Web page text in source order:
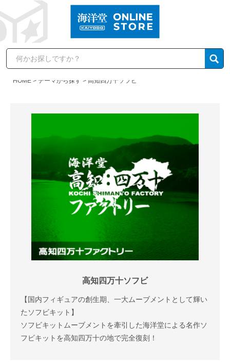
HOME テーマから探す 高知四万十ソフビ
高知四万十ソフビ
【国内フィギュアの創生期、一大ムーブメントとして輝い
たソフビキット】
ソフビキットムーブメントを牽引した海洋堂による名作ソ
フビキットを高知四万十の地で完全復刻！